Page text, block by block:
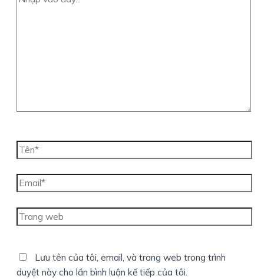
Tên*
Email*
Trang
web
Lưu tên của tôi, email, và trang web trong trình
duyệt này cho lần bình luận kế tiếp của tôi.